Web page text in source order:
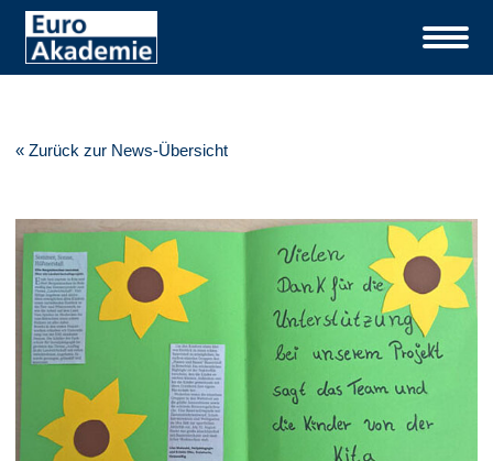
« Zurück zur News-Übersicht